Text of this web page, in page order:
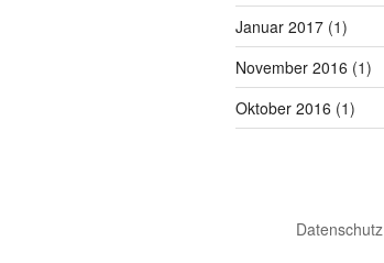
Januar 2017 (1)
November 2016 (1)
Oktober 2016 (1)
Datenschutz